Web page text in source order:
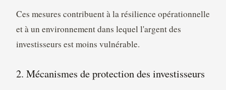
Ces mesures contribuent à la résilience opérationnelle
et à un environnement dans lequel l'argent des
investisseurs est moins vulnérable.
2. Mécanismes de protection des investisseurs